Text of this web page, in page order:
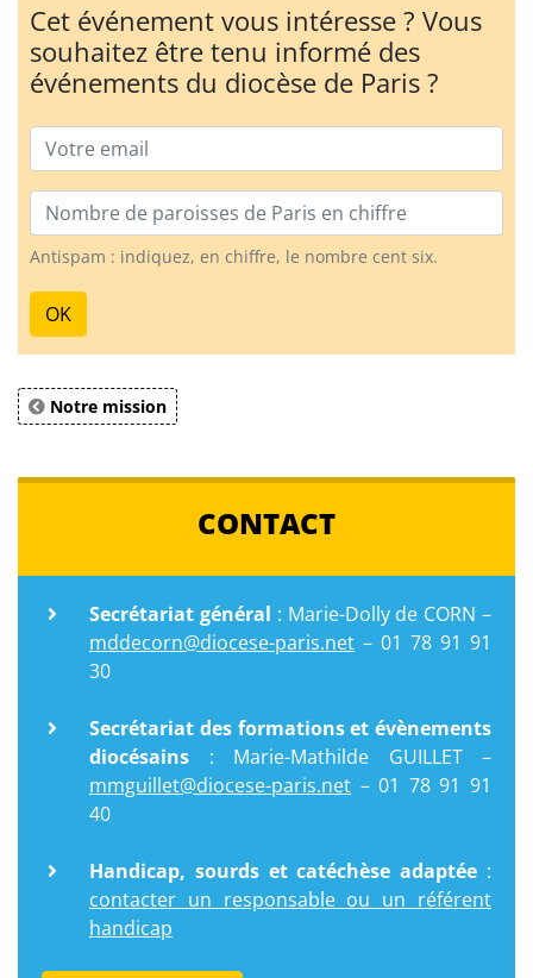
Cet événement vous intéresse ? Vous
souhaitez être tenu informé des
événements du diocèse de Paris ?
Email
Nombre de paroisses
Antispam : indiquez, en chiffre, le nombre cent six.
OK
Notre mission
CONTACT
Secrétariat général : Marie-Dolly de CORN –
mddecorn@diocese-paris.net – 01 78 91 91
30
Secrétariat des formations et évènements
diocésains : Marie-Mathilde GUILLET –
mmguillet@diocese-paris.net – 01 78 91 91
40
Handicap, sourds et catéchèse adaptée :
contacter un responsable ou un référent
handicap